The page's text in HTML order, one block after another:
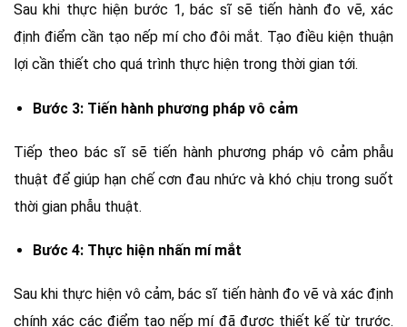
Sau khi thực hiện bước 1, bác sĩ sẽ tiến hành đo vẽ, xác
định điểm cần tạo nếp mí cho đôi mắt. Tạo điều kiện thuận
lợi cần thiết cho quá trình thực hiện trong thời gian tới.
Bước 3: Tiến hành phương pháp vô cảm
Tiếp theo bác sĩ sẽ tiến hành phương pháp vô cảm phẫu
thuật để giúp hạn chế cơn đau nhức và khó chịu trong suốt
thời gian phẫu thuật.
Bước 4: Thực hiện nhấn mí mắt
Sau khi thực hiện vô cảm, bác sĩ tiến hành đo vẽ và xác định
chính xác các điểm tạo nếp mí đã được thiết kế từ trước.